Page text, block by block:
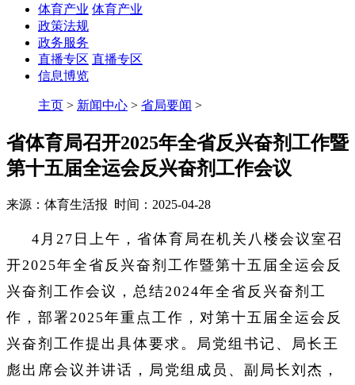
体育产业 体育产业
政策法规
政务服务
直播专区 直播专区
信息博览
主页 > 新闻中心 > 省局要闻 >
省体育局召开2025年全省反兴奋剂工作暨
第十五届全运会反兴奋剂工作会议
来源：体育生活报 时间：2025-04-28
4月27日上午，省体育局在机关八楼会议室召
开2025年全省反兴奋剂工作暨第十五届全运会反
兴奋剂工作会议，总结2024年全省反兴奋剂工
作，部署2025年重点工作，对第十五届全运会反
兴奋剂工作提出具体要求。局党组书记、局长王
彪出席会议并讲话，局党组成员、副局长刘杰，